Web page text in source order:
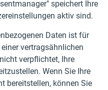
speichert Ihre
aktiv sind.
Daten ist für
vertragsähnlichen
verpflichtet, Ihre
Wenn Sie Ihre
bereitstellen, können Sie